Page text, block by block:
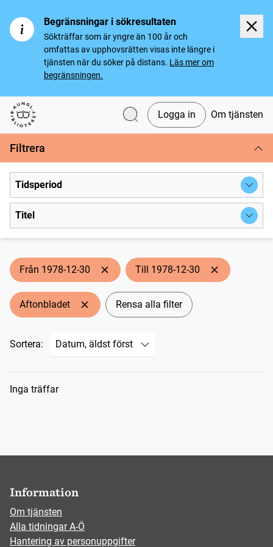
Begränsningar i sökresultaten
Sökträffar som är yngre än 100 år och
omfattas av upphovsrätten visas inte längre i
tjänsten när du söker på distans. Läs mer om
begränsningen.
Svenska tidningar
Logga in Om tjänsten
Filtrera
Tidsperiod
Titel
Från 1978-12-30 Till 1978-12-30
Aftonbladet Rensa alla filter
Sortera:
Sökresultat
Inga träffar
Information
Om tjänsten
Alla tidningar A-Ö
Hantering av personuppgifter